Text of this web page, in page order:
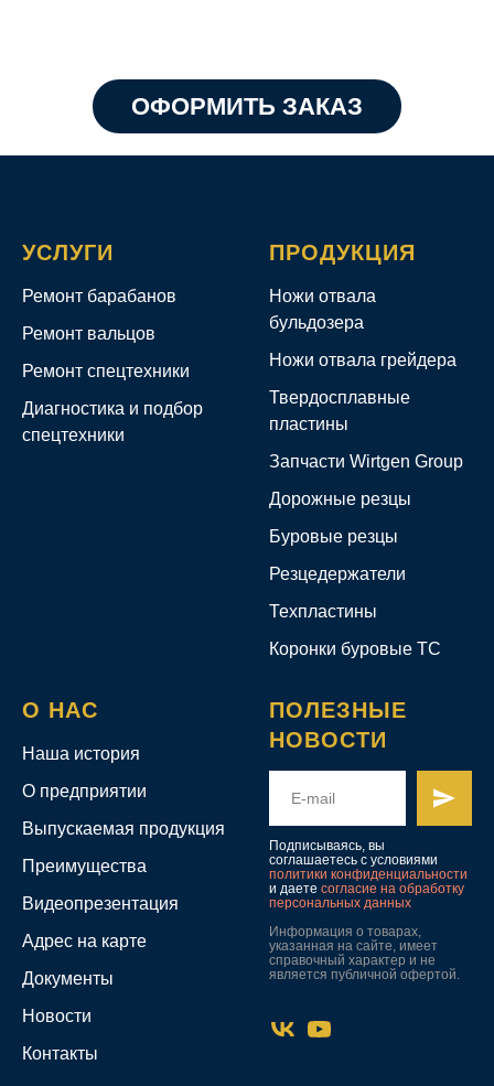
ОФОРМИТЬ ЗАКАЗ
УСЛУГИ
Ремонт барабанов
Ремонт вальцов
Ремонт спецтехники
Диагностика и подбор
спецтехники
ПРОДУКЦИЯ
Ножи отвала
бульдозера
Ножи отвала грейдера
Твердосплавные
пластины
Запчасти Wirtgen Group
Дорожные резцы
Буровые резцы
Резцедержатели
Техпластины
Коронки буровые ТС
О НАС
Наша история
О предприятии
Выпускаемая продукция
Преимущества
Видеопрезентация
Адрес на карте
Документы
Новости
Контакты
ПОЛЕЗНЫЕ
НОВОСТИ
Подписываясь, вы
соглашаетесь с условиями
политики конфиденциальности
и даете согласие на обработку
персональных данных
Информация о товарах,
указанная на сайте, имеет
справочный характер и не
является публичной офертой.